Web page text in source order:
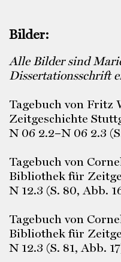
Bilder:
Alle Bilder sind
Dissertationsschrift
Tagebuch von Fritz
Zeitgeschichte
N 06 2.2–N 06 2.3
Tagebuch von
Bibliothek für
N 12.3 (S. 80, Abb.
Tagebuch von
Bibliothek für
N 12.3 (S. 81, Abb.